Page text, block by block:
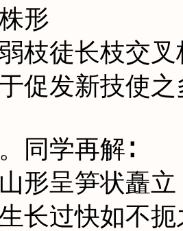
形
枝徒长枝交
促发新技使之
同学再解∶
形呈笋状矗立
长过快如不扼